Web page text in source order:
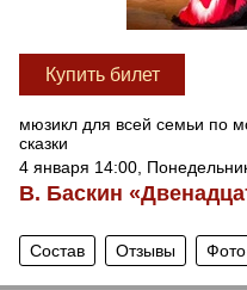
Купить билет
мюзикл для всей семьи по
сказки
4 января 14:00,
В. Баскин
Состав Отзывы Фото